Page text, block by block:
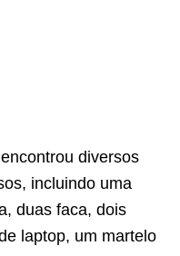
diversos
incluindo uma
duas faca, dois
laptop, um martelo